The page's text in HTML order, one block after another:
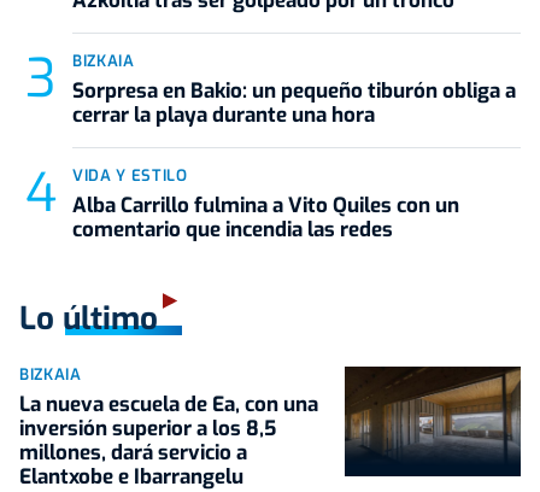
BIZKAIA
Sorpresa en Bakio: un pequeño tiburón obliga a
cerrar la playa durante una hora
VIDA Y ESTILO
Alba Carrillo fulmina a Vito Quiles con un
comentario que incendia las redes
Lo último
BIZKAIA
La nueva escuela de Ea, con una
inversión superior a los 8,5
millones, dará servicio a
Elantxobe e Ibarrangelu